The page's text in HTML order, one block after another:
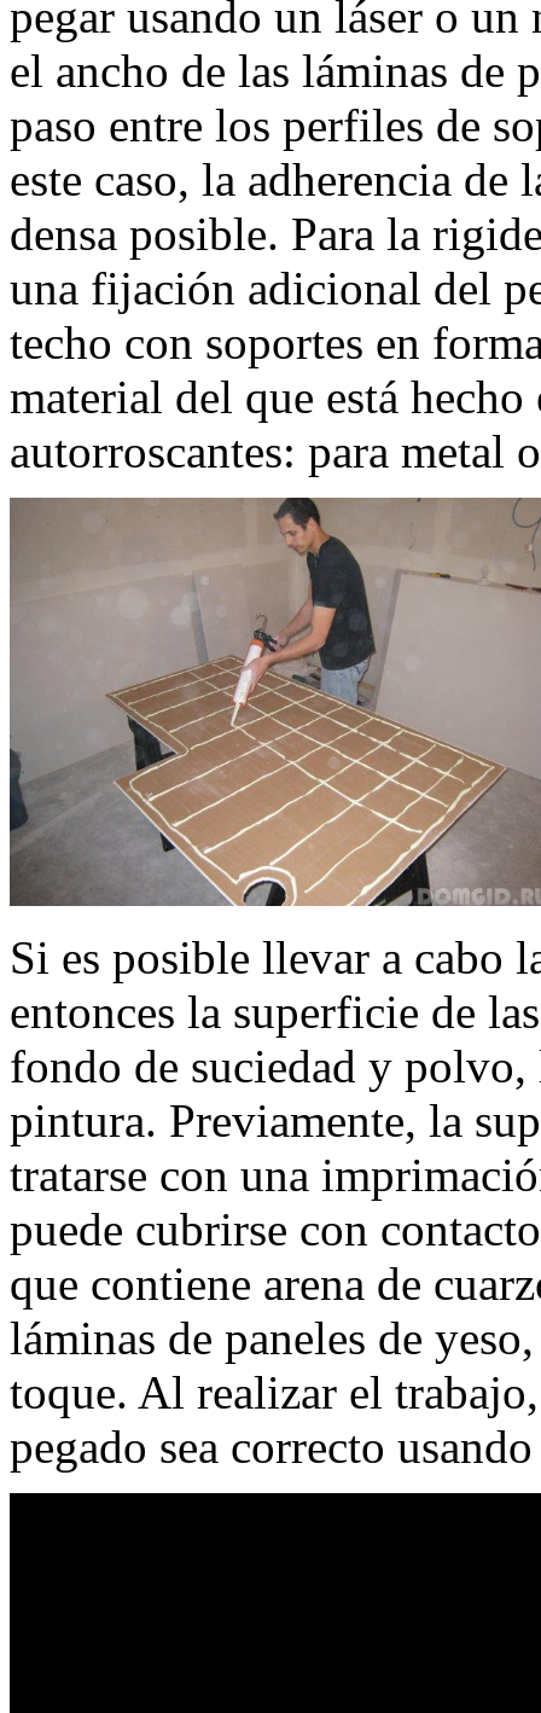
pegar usando un láser o
el ancho de las láminas de
paso entre los perfiles de
este caso, la adherencia de
densa posible. Para la
una fijación adicional del
techo con soportes en
material del que está
autorroscantes: para metal
Si es posible llevar a cabo
entonces la superficie de
fondo de suciedad y
pintura. Previamente, la
tratarse con una
puede cubrirse con
que contiene arena de
láminas de paneles de
toque. Al realizar el
pegado sea correcto